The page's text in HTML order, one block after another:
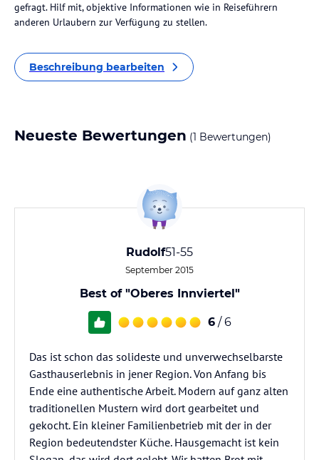
gefragt. Hilf mit, objektive Informationen wie in Reiseführern
anderen Urlaubern zur Verfügung zu stellen.
Beschreibung bearbeiten
Neueste Bewertungen (1 Bewertungen)
Rudolf51-55
September 2015
Best of "Oberes Innviertel"
6 / 6
Das ist schon das solideste und unverwechselbarste
Gasthauserlebnis in jener Region. Von Anfang bis
Ende eine authentische Arbeit. Modern auf ganz alten
traditionellen Mustern wird dort gearbeitet und
gekocht. Ein kleiner Familienbetrieb mit der in der
Region bedeutendster Küche. Hausgemacht ist kein